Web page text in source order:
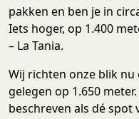
pakken en ben je in
Iets hoger, op 1.400
– La Tania.
Wij richten onze blik nu
gelegen op 1.650
beschreven als dé